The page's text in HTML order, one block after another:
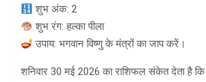
शुभ अंक: 2
शुभ रंग: हल्का पीला
उपाय: भगवान विष्णु के मंत्रों का जाप करें।
शनिवार 30 मई 2026 का राशिफल संकेत देता है